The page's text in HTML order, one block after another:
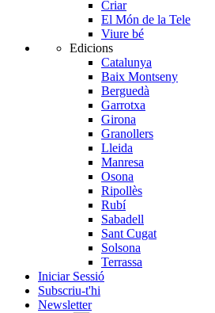
Criar
El Món de la Tele
Viure bé
Edicions
Catalunya
Baix Montseny
Berguedà
Garrotxa
Girona
Granollers
Lleida
Manresa
Osona
Ripollès
Rubí
Sabadell
Sant Cugat
Solsona
Terrassa
Iniciar Sessió
Subscriu-t'hi
Newsletter